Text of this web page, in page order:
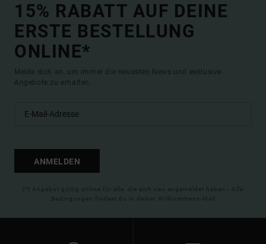
15% RABATT AUF DEINE
ERSTE BESTELLUNG
ONLINE*
Melde dich an, um immer die neuesten News und exklusive
Angebote zu erhalten.
ANMELDEN
(*) Angebot gültig online für alle, die sich neu angemeldet haben - Alle
Bedingungen findest du in deiner Willkommens-Mail